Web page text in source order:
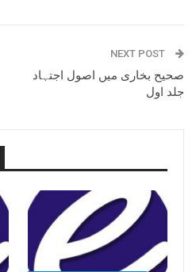
NEXT POST
صحیح بخاری میں اصول اجتہاد
جلد اول